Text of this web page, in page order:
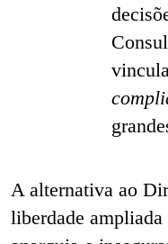
A alternativa ao
liberdade ampliada